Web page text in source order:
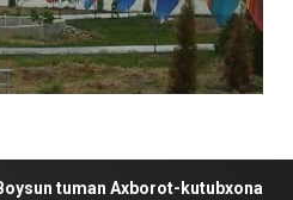
kutubxona markazida